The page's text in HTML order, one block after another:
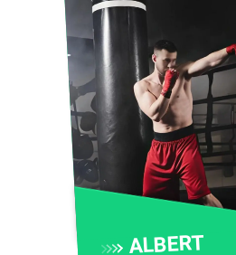
ALBERT